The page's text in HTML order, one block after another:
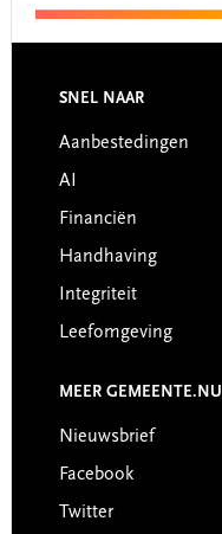
Footer
SNEL NAAR
Aanbestedingen
AI
Financiën
Handhaving
Integriteit
Leefomgeving
MEER GEMEENTE.NU
Nieuwsbrief
Facebook
Twitter